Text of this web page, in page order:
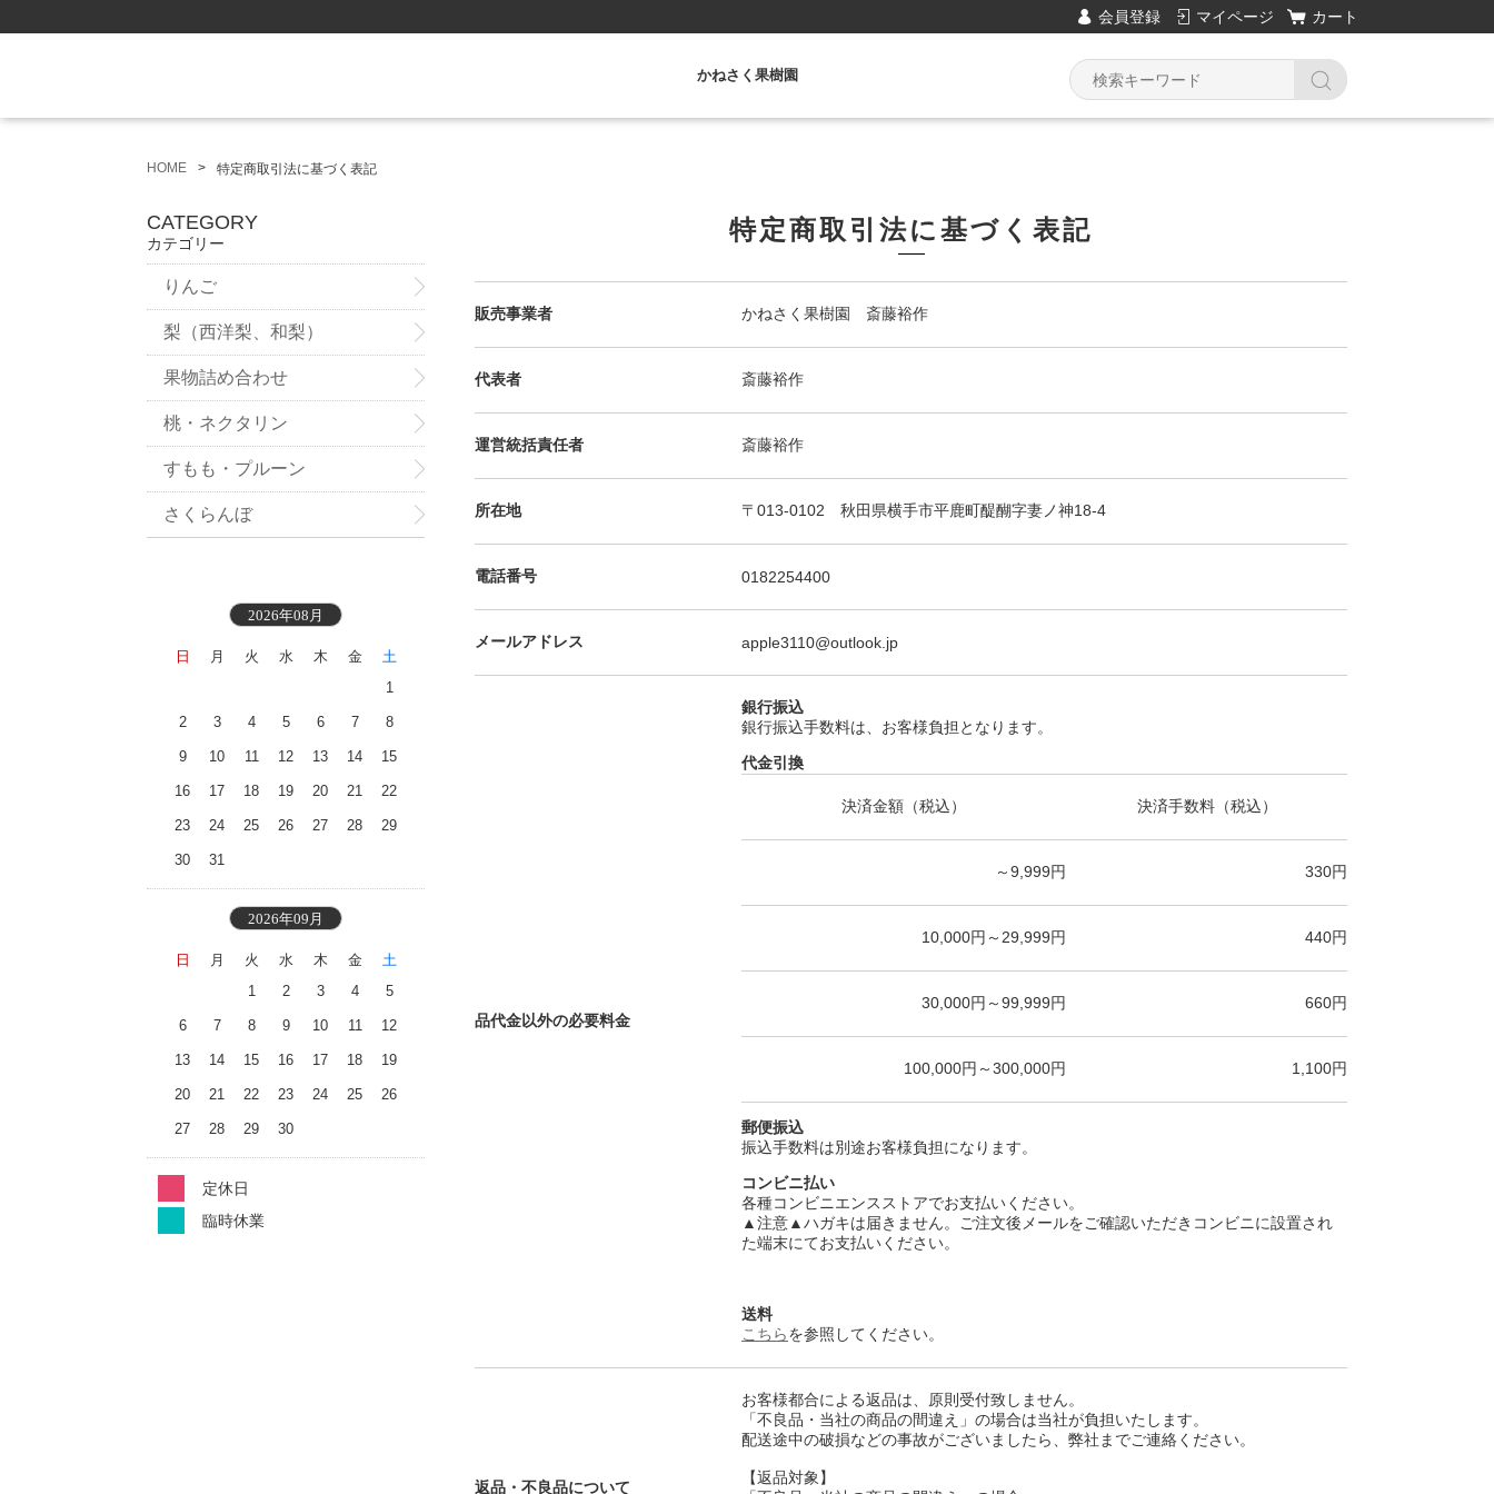
会員登録 マイページ カート
かねさく果樹園
HOME 特定商取引法に基づく表記
特定商取引法に基づく表記
販売事業者 かねさく果樹園 斎藤裕作
代表者 斎藤裕作
運営統括責任者 斎藤裕作
所在地 〒013-0102 秋田県横手市平鹿町醍醐字妻ノ神18-4
電話番号 0182254400
メールアドレス apple3110@outlook.jp
品代金以外の必要料金
銀行振込
銀行振込手数料は、お客様負担となります。
代金引換
決済金額（税込） 決済手数料（税込）
～9,999円 330円
10,000円～29,999円 440円
30,000円～99,999円 660円
100,000円～300,000円 1,100円
郵便振込
振込手数料は別途お客様負担になります。
コンビニ払い
各種コンビニエンスストアでお支払いください。
▲注意▲ハガキは届きません。ご注文後メールをご確認いただきコンビニに設置され
た端末にてお支払いください。
送料
こちらを参照してください。
返品・不良品について
お客様都合による返品は、原則受付致しません。
「不良品・当社の商品の間違え」の場合は当社が負担いたします。
配送途中の破損などの事故がございましたら、弊社までご連絡ください。
【返品対象】
CATEGORY
カテゴリー
りんご
梨（西洋梨、和梨）
果物詰め合わせ
桃・ネクタリン
すもも・プルーン
さくらんぼ
2026年08月
日 月 火 水 木 金
土
1
2 3 4 5 6 7 8
9 10 11 12 13 14 15
16 17 18 19 20 21 22
23 24 25 26 27 28 29
30 31
2026年09月
日 月 火 水 木 金
土
1
2 3 4 5
6 7 8 9 10 11 12
13 14 15 16 17 18 19
20 21 22 23 24 25 26
27 28 29 30
定休日
臨時休業